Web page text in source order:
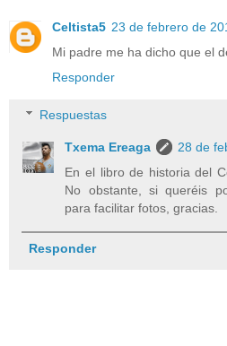
Celtista5 23 de febrero de
Mi padre me ha dicho que el
Responder
Respuestas
Txema Ereaga
28 de
En el libro de historia del
No obstante, si queréis
para facilitar fotos, gracias.
Responder